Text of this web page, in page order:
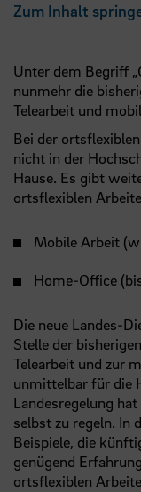
Zum Inhalt
Unter dem Begriff
nunmehr die
Telearbeit und
Bei der
nicht in der
Hause. Es gibt
ortsflexiblen
Mobile Arbeit
Home-Office
Die neue Landes-
Stelle der
Telearbeit und zur
unmittelbar für die
Landesregelung
selbst zu regeln. In
Beispiele, die
genügend
ortsflexiblen